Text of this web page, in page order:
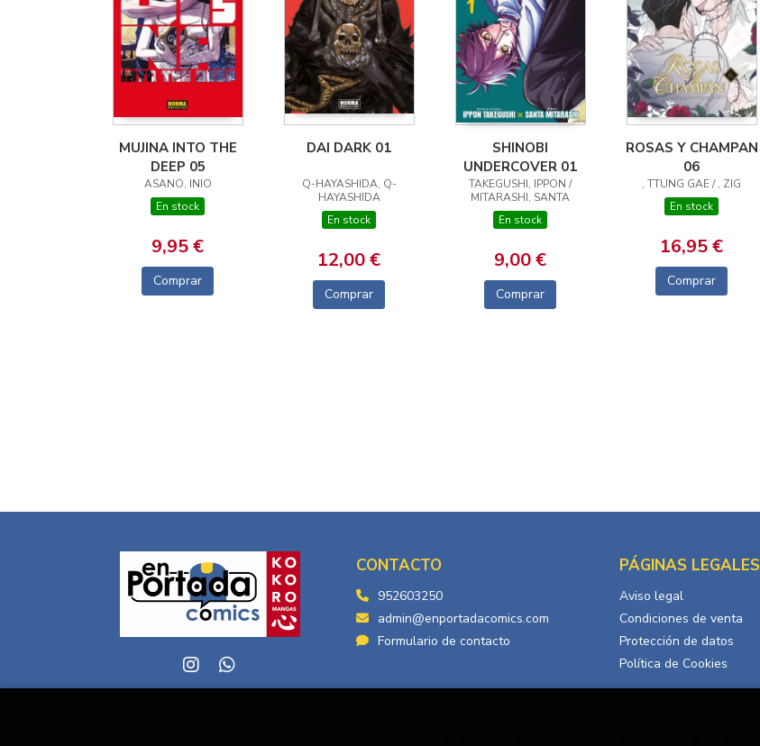
MUJINA INTO THE
DEEP 05
ASANO, INIO
En stock
9,95 €
Comprar
DAI DARK 01
Q-HAYASHIDA, Q-
HAYASHIDA
En stock
12,00 €
Comprar
SHINOBI
UNDERCOVER 01
TAKEGUSHI, IPPON /
MITARASHI, SANTA
En stock
9,00 €
Comprar
ROSAS Y CHAMPAN
06
, TTUNG GAE / , ZIG
En stock
16,95 €
Comprar
CONTACTO
952603250
admin@enportadacomics.com
Formulario de contacto
PÁGINAS LEGALES
Aviso legal
Condiciones de venta
Protección de datos
Política de Cookies